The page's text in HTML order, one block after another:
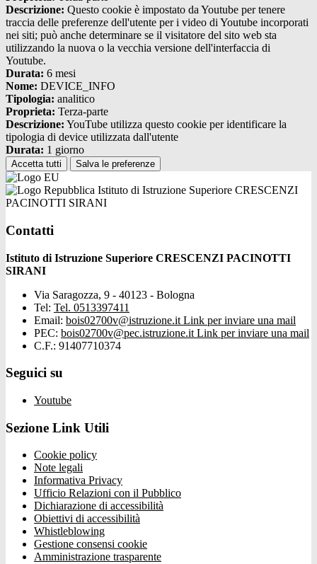
Descrizione: Questo cookie è impostato da Youtube per tenere
traccia delle preferenze dell'utente per i video di Youtube incorporati
nei siti; può anche determinare se il visitatore del sito web sta
utilizzando la nuova o la vecchia versione dell'interfaccia di
Youtube.
Durata: 6 mesi
Nome: DEVICE_INFO
Tipologia: analitico
Proprieta: Terza-parte
Descrizione: YouTube utilizza questo cookie per identificare la
tipologia di device utilizzata dall'utente
Durata: 1 giorno
Accetta tutti Salva le preferenze
Istituto di Istruzione Superiore CRESCENZI
PACINOTTI SIRANI
Contatti
Istituto di Istruzione Superiore CRESCENZI PACINOTTI
SIRANI
Via Saragozza, 9 - 40123 - Bologna
Tel: Tel. 0513397411
Email: bois02700v@istruzione.it Link per inviare una mail
PEC: bois02700v@pec.istruzione.it Link per inviare una mail
C.F.: 91407710374
Seguici su
Youtube
Sezione Link Utili
Cookie policy
Note legali
Informativa Privacy
Ufficio Relazioni con il Pubblico
Dichiarazione di accessibilità
Obiettivi di accessibilità
Whistleblowing
Gestione consensi cookie
Amministrazione trasparente